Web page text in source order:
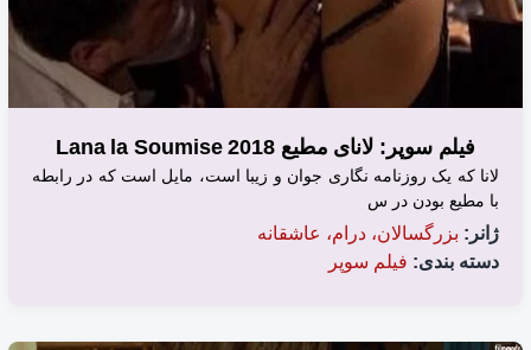
فیلم سوپر: لانای مطیع 2018 Lana la Soumise
لانا که یک روزنامه نگاری جوان و زیبا است، مایل است که در رابطه
با مطیع بودن در س
ژانر: بزرگسالان، درام، عاشقانه
دسته بندی: فیلم سوپر